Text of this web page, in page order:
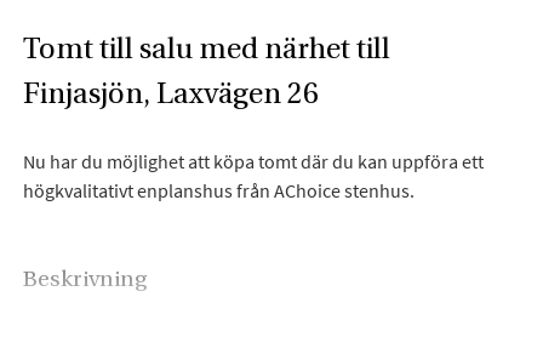
Tomt till salu med närhet till
Finjasjön, Laxvägen 26
Nu har du möjlighet att köpa tomt där du kan uppföra ett
högkvalitativt enplanshus från AChoice stenhus.
Beskrivning